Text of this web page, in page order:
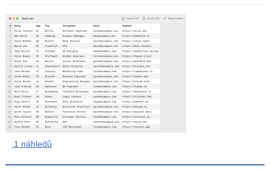
1 náhledů